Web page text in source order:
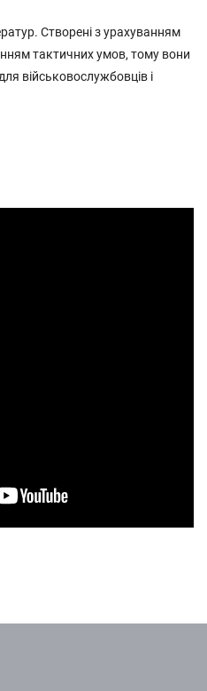
Створені з урахуванням
тактичних умов, тому вони
військовослужбовців і